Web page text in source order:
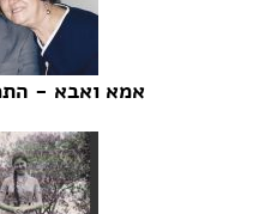
אמא ואבא -